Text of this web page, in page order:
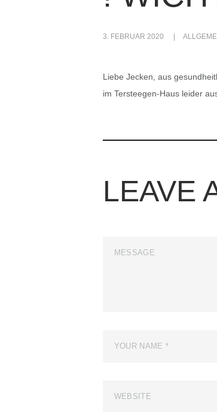
3. FEBRUAR 2020
Liebe Jecken, aus
im Tersteegen-Haus leider
LEAVE